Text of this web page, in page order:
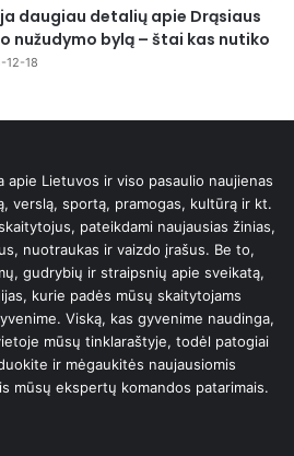
daugiau detalių apie Drąsiaus
nužudymo bylą – štai kas nutiko
12-18
apie Lietuvos ir viso pasaulio naujienas
verslą, sportą, pramogas, kultūrą ir kt.
pateikdami naujausias žinias,
nuotraukas ir vaizdo įrašus. Be to,
gudrybių ir straipsnių apie sveikatą,
kurie padės mūsų skaitytojams
Viską, kas gyvenime naudinga,
mūsų tinklaraštyje, todėl patogiai
ir mėgaukitės naujausiomis
mūsų ekspertų komandos patarimais.